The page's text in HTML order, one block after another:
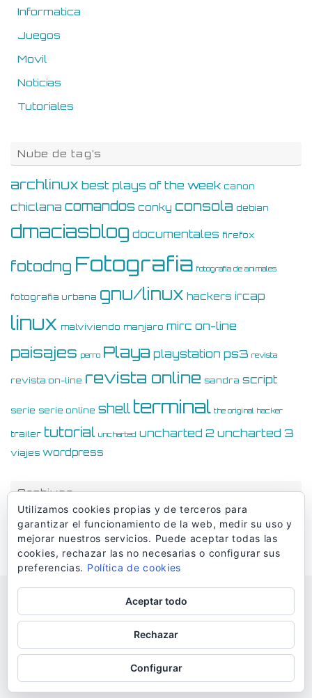
Informatica
Juegos
Movil
Noticias
Tutoriales
Nube de tag’s
archlinux best plays of the week canon
chiclana comandos conky consola debian
dmaciasblog documentales firefox
fotodng Fotografia fotografia de animales
fotografia urbana gnu/linux hackers ircap
linux malviviendo manjaro mirc on-line
paisajes perro Playa playstation ps3 revista
revista on-line revista online sandra script
serie serie online shell terminal the original hacker
trailer tutorial uncharted uncharted 2 uncharted 3
viajes wordpress
Archivos
Archivos
© Dmaciasblog 2006-2026
Funciona conTempera&WordPress.
Utilizamos cookies propias y de terceros para
garantizar el funcionamiento de la web, medir su uso y
mejorar nuestros servicios. Puede aceptar todas las
cookies, rechazar las no necesarias o configurar sus
preferencias. Política de cookies
Aceptar todo
Rechazar
Configurar